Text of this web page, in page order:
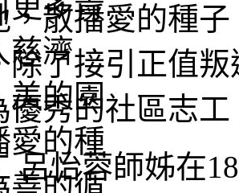
，散播愛的種
除了接引正值
優秀的社區志工
呂怡蓉師姊在